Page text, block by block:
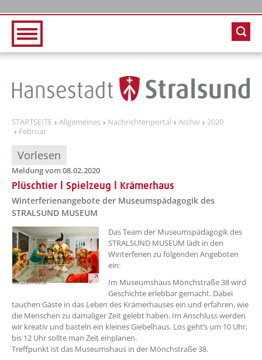
STARTSEITE Allgemeines Nachrichtenportal Archiv
2020
Februar
Vorlesen
Meldung vom 08.02.2020
Plüschtier l Spielzeug l Krämerhaus
Winterferienangebote der Museumspädagogik des
STRALSUND MUSEUM
Das Team der Museumspädagogik des
STRALSUND MUSEUM lädt in den
Winterferien zu folgenden Angeboten
ein:
Im Museumshaus Mönchstraße 38 wird
Geschichte erlebbar gemacht. Dabei
tauchen Gäste in das Leben des Krämerhauses ein und erfahren, wie
die Menschen zu damaliger Zeit gelebt haben. Im Anschluss werden
wir kreativ und basteln ein kleines Giebelhaus. Los geht‘s um 10 Uhr,
bis 12 Uhr sollte man Zeit einplanen.
Treffpunkt ist das Museumshaus in der Mönchstraße 38.